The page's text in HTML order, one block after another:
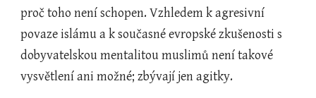
proč toho není schopen. Vzhledem k agresivní
povaze islámu a k současné evropské zkušenosti s
dobyvatelskou mentalitou muslimů není takové
vysvětlení ani možné; zbývají jen agitky.